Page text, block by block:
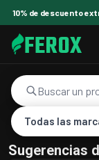
10% de descuento
FEROX
Todas las
Sugerencias